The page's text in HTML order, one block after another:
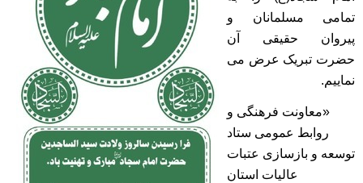
تمامی مسلمانان و
پیروان حقیقی آن
حضرت تبریک عرض می
نماییم.
«معاونت فرهنگی و
روابط عمومی ستاد
توسعه و بازسازی عتبات
عالیات استان